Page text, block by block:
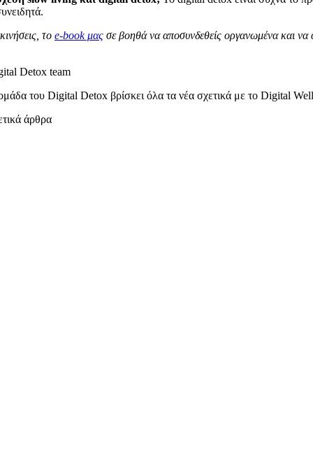
το e-book μας σε βοηθά να αποσυνδεθείς οργανωμένα και να
Detox team
του Digital Detox βρίσκει όλα τα νέα σχετικά με το Digital
άρθρα